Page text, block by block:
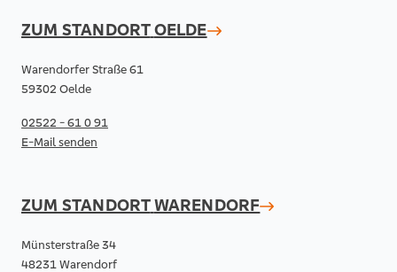
ZUM STANDORTOELDE
Warendorfer Straße 61
59302 Oelde
02522 - 61 0 91
E-Mail senden
ZUM STANDORTWARENDORF
Münsterstraße 34
48231 Warendorf